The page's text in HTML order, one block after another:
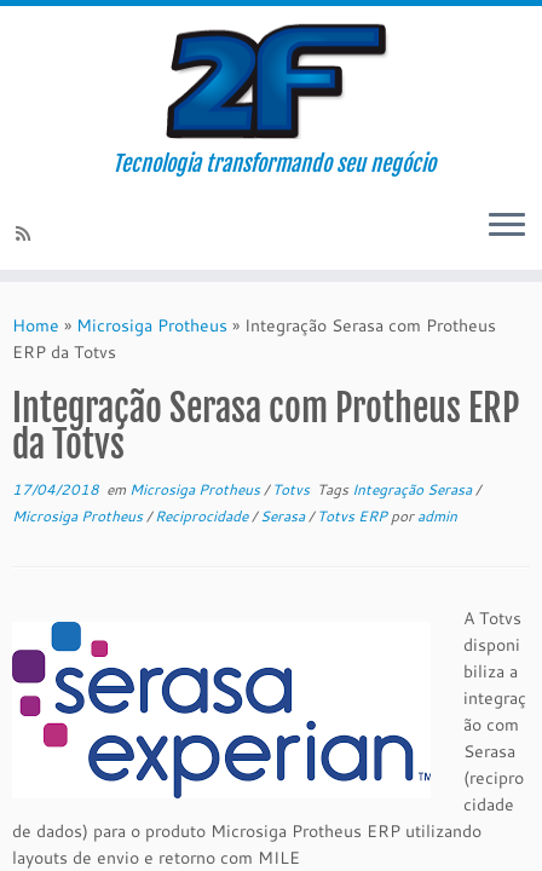
content
Tecnologia transformando seu negócio
Home » Microsiga Protheus » Integração Serasa com Protheus
ERP da Totvs
Integração Serasa com Protheus ERP
da Totvs
17/04/2018 em Microsiga Protheus/Totvs Tags Integração Serasa/
Microsiga Protheus/Reciprocidade/Serasa/Totvs ERPporadmin
A Totvs
disponi
biliza a
integraç
ão com
Serasa
(recipro
cidade
de dados) para o produto Microsiga Protheus ERP utilizando
layouts de envio e retorno com MILE